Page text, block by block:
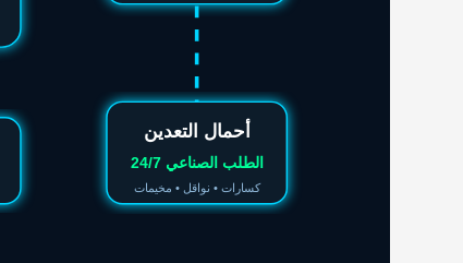
أحمال التعدين
24/7 الطلب الصناعي
كسارات • نواقل • مخيمات